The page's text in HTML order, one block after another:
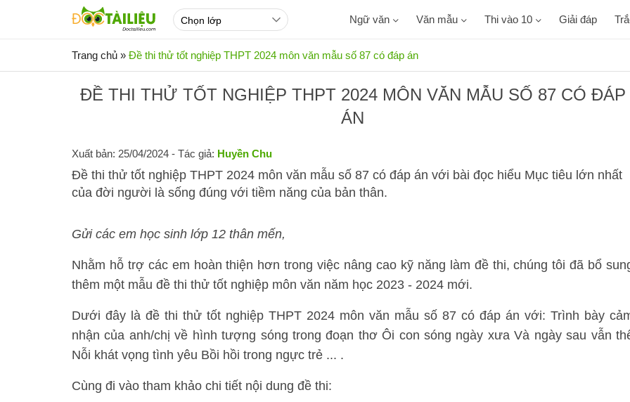
Ngữ văn Văn mẫu Thi vào 10 Giải đáp
Trang chủ » Đề thi thử tốt nghiệp THPT 2024 môn văn mẫu số 87 có đáp án
ĐỀ THI THỬ TỐT NGHIỆP THPT 2024 MÔN VĂN MẪU SỐ 87 CÓ ĐÁP
ÁN
Xuất bản: 25/04/2024 - Tác giả: Huyền Chu
Đề thi thử tốt nghiệp THPT 2024 môn văn mẫu số 87 có đáp án với bài đọc hiểu Mục tiêu lớn nhất
của đời người là sống đúng với tiềm năng của bản thân.
Gửi các em học sinh lớp 12 thân mến,
Nhằm hỗ trợ các em hoàn thiện hơn trong việc nâng cao kỹ năng làm đề thi, chúng tôi đã bổ
thêm một mẫu đề thi thử tốt nghiệp môn văn năm học 2023 - 2024 mới.
Dưới đây là đề thi thử tốt nghiệp THPT 2024 môn văn mẫu số 87 có đáp án với: Trình bày
nhận của anh/chị về hình tượng sóng trong đoạn thơ Ôi con sóng ngày xưa Và ngày sau vẫn
Nỗi khát vọng tình yêu Bồi hồi trong ngực trẻ ... .
Cùng đi vào tham khảo chi tiết nội dung đề thi: